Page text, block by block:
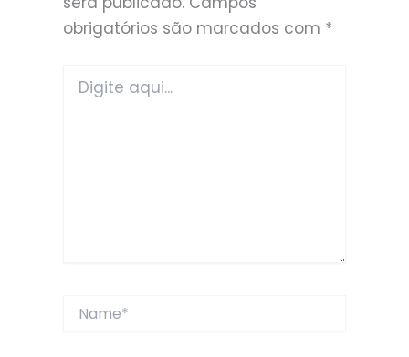
obrigatórios são marcados com *
aqui...